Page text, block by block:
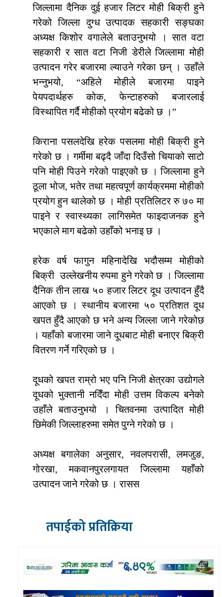
जिल्लामा दैनिक दुई हजार लिटर मोही बिक्री हुने
गरेको जिल्ला दुग्ध उत्पादक सहकारी सङ्घका
अध्यक्ष किशोर वगालेले बताउनुभयो । सात वटा
सहकारी र सात वटा निजी डेरीले जिल्लामा मोही
उत्पादन गरेर बजारमा ल्याउने गरेका छन् । उहाँले
भन्नुभयो, “अहिले मोहीले बजारमा पाइने
पेयपदार्थहरु कोक, फेन्टाहरुको बजारलाई
विस्थापित गर्दै मोहीको प्रयोग बढेको छ ।”
किराना पसलदेखि हरेक पसलमा मोही बिक्री हुने
गरेको छ । गर्मीमा बढ्दै जाँदा दिउँसो चियाको साटो
पनि मोही पिउने गरेको पाइएको छ । जिल्लामा हुने
ठूला भोज, भतेर तथा महत्वपूर्ण कार्यक्रममा मोहीको
प्रयोग हुन थालेको छ । मोही प्रतिलिटर रु ७० मा
पाइने र स्वास्थ्यका लागिसमेत फाइदाजनक हुने
भएकाले माग बढेको उहाँको भनाइ छ ।
हरेक वर्ष फागुन महिनादेखि भदौसम्म मोहीको
बिक्री उल्लेखनीय रुपमा हुने गरेको छ । जिल्लामा
दैनिक तीन लाख ५० हजार लिटर दूध उत्पादन हुँदै
आएको छ । स्थानीय बजारमा ५० प्रतिशत दूध
खपत हुँदै आएको छ भने अन्य जिल्ला जाने गरेकोछ
। यहाँको बजारमा जाने दूधबाट मोही बनाएर बिक्री
वितरण गर्ने गरिएको छ ।
दूधको खपत राम्रो भए पनि निजी क्षेत्रका उद्योगले
दूधको भुक्तानी नदिँदा मोही उत्तम विकल्प बनेको
उहाँले बताउनुभयो । चितवनमा उत्पादित मोही
छिमेकी जिल्लाहरुमा समेत पुग्ने गरेको छ ।
अध्यक्ष बगालेका अनुसार, नवलपरासी, लमजुङ,
गोरखा, मकवानपुरलगायत जिल्लामा यहाँको
उत्पादन जाने गरेको छ । रासस
तपाईको प्रतिक्रिया